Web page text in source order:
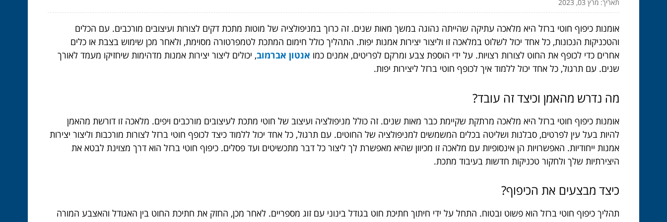
תאריך: מרץ 03, 2023
אומנות כיפוף חוטי ברזל היא מלאכה עתיקה שהייתה נהוגה במשך מאות שנים. זה כרוך במניפולציה של מוטות מתכת דקים לצורות ועיצובים מורכבים. עם הכלים
והטכניקות הנכונות, כל אחד יכול לשלוט במלאכה זו וליצור יצירות אמנות יפות. התהליך כולל חימום המתכת לטמפרטורה מסוימת, ולאחר מכן שימוש בצבת או כלים
אחרים כדי לכופף את החוט לצורות רצויות. על ידי הוספת צבע ומרקם לפריטים, אמנים כמו אנטון אברמוב, יכולים ליצור יצירות אמנות מדהימות שיחזיקו מעמד לאורך
שנים. עם תרגול, כל אחד יכול ללמוד איך לכופף חוטי ברזל ליצירות יפות.
מה נדרש מהאמן וכיצד זה עובד?
אומנות כיפוף חוטי ברזל היא מלאכה מרתקת שקיימת כבר מאות שנים. זה כולל מניפולציה ועיצוב של חוטי מתכת לעיצובים מורכבים ויפים. מלאכה זו דורשת מהאמן
להיות בעל עין לפרטים, סבלנות ושליטה בכלים המשמשים למניפולציה של החוטים. עם תרגול, כל אחד יכול ללמוד כיצד לכופף חוטי ברזל לצורות מורכבות וליצור יצירות
אמנות ייחודיות. האפשרויות הן אינסופיות עם מלאכה זו מכיוון שהיא מאפשרת לך ליצור כל דבר מתכשיטים ועד פסלים. כיפוף חוטי ברזל הוא דרך מצוינת לבטא את
היצירתיות שלך ולחקור טכניקות חדשות בעיבוד מתכת.
כיצד מבצעים את הכיפוף?
תהליך כיפוף חוטי ברזל הוא פשוט ובטוח. התחל על ידי חיתוך חתיכת חוט בגודל בינוני עם זוג מספריים. לאחר מכן, החזק את חתיכת החוט בין האגודל והאצבע המורה